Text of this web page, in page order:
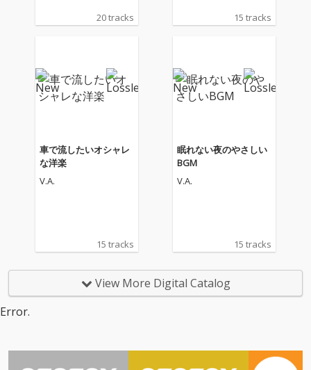
20 tracks 15 tracks
車で流したいオシャレ
な洋楽
V.A.
15 tracks
眠れない夜のやさしい
BGM
V.A.
15 tracks
View More Digital Catalog
Error.